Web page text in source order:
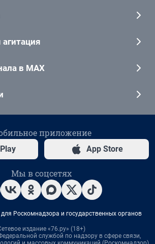
в MAX
приложение
App Store
Мы в соцсетях
Роскомнадзора и государственных органов
издание «76.ру» (18+)
службой по надзору в сфере связи,